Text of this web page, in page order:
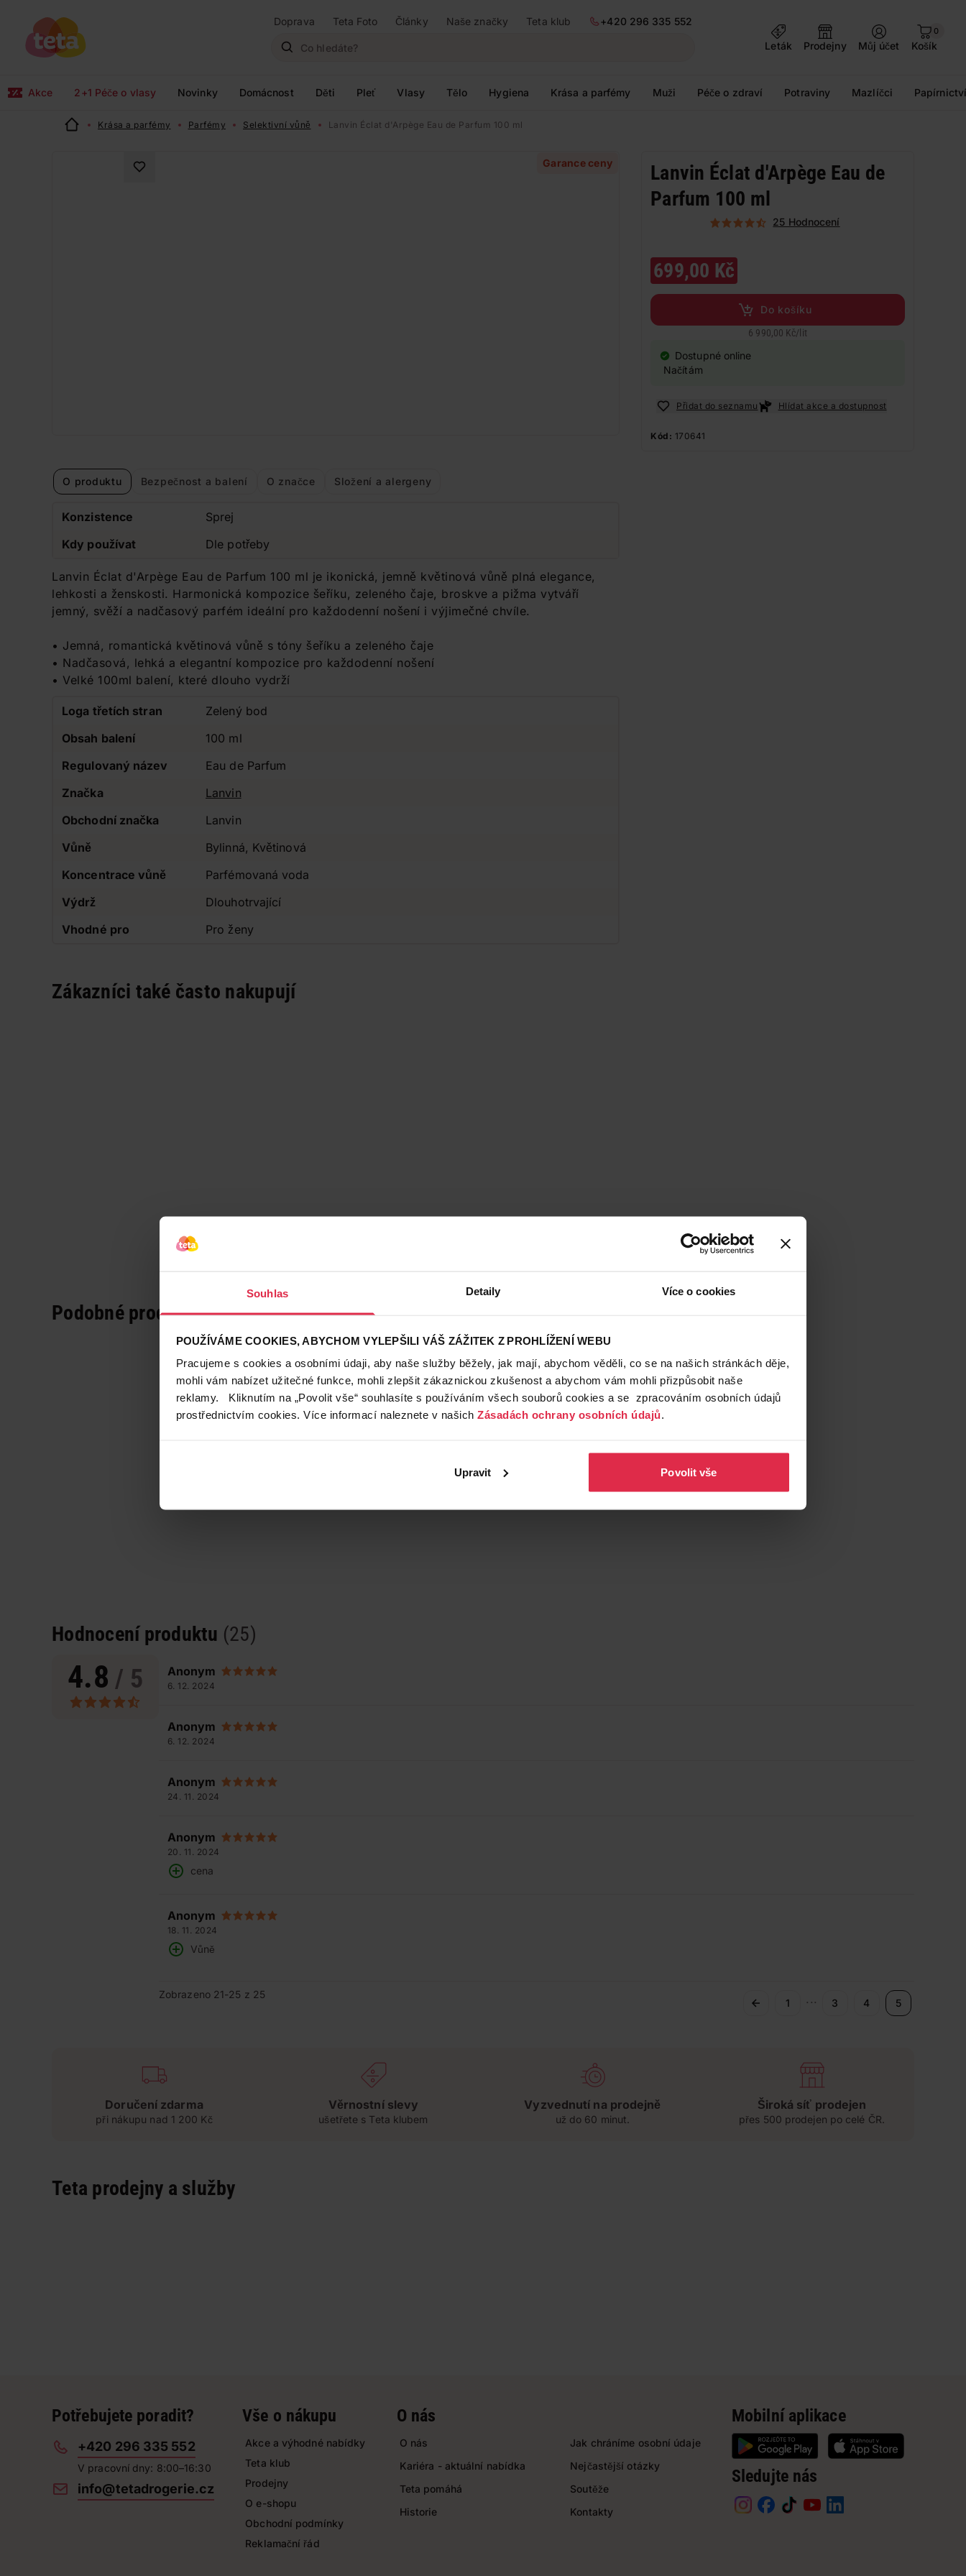
Souhlas Detaily Více o cookies
POUŽÍVÁME COOKIES, ABYCHOM VYLEPŠILI VÁŠ ZÁŽITEK Z PROHLÍŽENÍ WEBU
Pracujeme s cookies a osobními údaji, aby naše služby běžely, jak mají, abychom věděli, co se na našich stránkách děje,
mohli vám nabízet užitečné funkce, mohli zlepšit zákaznickou zkušenost a abychom vám mohli přizpůsobit naše
reklamy. Kliknutím na „Povolit vše“ souhlasíte s používáním všech souborů cookies a se zpracováním osobních údajů
prostřednictvím cookies. Více informací naleznete v našich Zásadách ochrany osobních údajů.
Upravit Povolit vše
Doprava Teta Foto Články Naše značky Teta klub
+420 296 335 552
Leták
Prodejny Můj účet
0
Košík
Akce 2+1 Péče o vlasy Novinky Domácnost Děti Pleť Vlasy Tělo Hygiena Krása a parfémy Muži Péče o zdraví Potraviny Mazlíčci
Krása a parfémy Parfémy Selektivní vůně Lanvin Éclat d'Arpège Eau de Parfum 100 ml
Garance ceny
O produktu Bezpečnost a balení O značce Složení a alergeny
Konzistence
Sprej
Kdy používat
Dle potřeby
Lanvin Éclat d'Arpège Eau de Parfum 100 ml je ikonická, jemně květinová vůně plná elegance,
lehkosti a ženskosti. Harmonická kompozice šeříku, zeleného čaje, broskve a pižma vytváří
jemný, svěží a nadčasový parfém ideální pro každodenní nošení i výjimečné chvíle.
• Jemná, romantická květinová vůně s tóny šeříku a zeleného čaje
• Nadčasová, lehká a elegantní kompozice pro každodenní nošení
• Velké 100ml balení, které dlouho vydrží
Loga třetích stran
Zelený bod
Obsah balení
100 ml
Regulovaný název
Eau de Parfum
Značka
Lanvin
Obchodní značka
Lanvin
Vůně
Bylinná, Květinová
Koncentrace vůně
Parfémovaná voda
Výdrž
Dlouhotrvající
Vhodné pro
Pro ženy
Lanvin Éclat d'Arpège Eau de
Parfum 100 ml
25 Hodnocení
699,00 Kč
Do košíku
6 990,00 Kč/ lit
Dostupné online
Načítám
Přidat do seznamu Hlídat akce a dostupnost
Kód: 170641
Zákazníci také často nakupují
Podobné produkty
Hodnocení produktu (25)
4.8 / 5 Anonym
6. 12. 2024
Anonym
6. 12. 2024
Anonym
24. 11. 2024
Anonym
20. 11. 2024
cena
Anonym
18. 11. 2024
Vůně
Zobrazeno 21-25 z 25
1 ... 3 4 5
Doručení zdarma
při nákupu nad 1 200 Kč
Věrnostní slevy
ušetřete s Teta klubem
Vyzvednutí na prodejně
už do 60 minut.
Široká síť prodejen
přes 500 prodejen po celé ČR.
Teta prodejny a služby
Potřebujete poradit?
+420 296 335 552
V pracovní dny: 8:00–16:30
info@tetadrogerie.cz
Vše o nákupu
Akce a výhodné nabídky
Teta klub
Prodejny
O e-shopu
Obchodní podmínky
Reklamační řád
O nás
O nás
Kariéra - aktuální nabídka
Teta pomáhá
Historie
Jak chráníme osobní údaje
Nejčastější otázky
Soutěže
Kontakty
Mobilní aplikace
Sledujte nás